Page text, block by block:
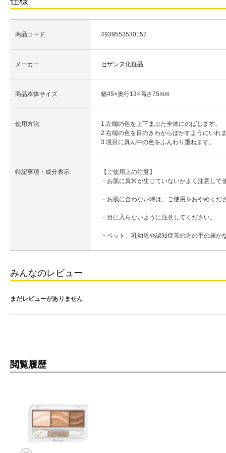
商品コード 4939553530152
メーカー セザンヌ化粧品
商品本体サイズ 幅45×奥行13×高さ75mm
使用方法
1.左端の色を上下まぶた全体にのばします。
2.右端の色を目のきわからぼかすようにいれま
3.境目に真ん中の色をふんわり重ねます。
特記事項・成分表示
【ご使用上の注意】
・お肌に異常が生じていないかよく注意して
・お肌に合わない時は、ご使用をおやめくだ
・目に入らないように注意してください。
・ペット、乳幼児や認知症等の方の手の届か
みんなのレビュー
まだレビューがありません
閲覧履歴